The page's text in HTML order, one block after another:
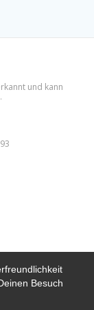
Besuch
und kann